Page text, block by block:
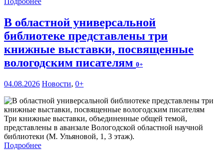
В областной универсальной
библиотеке представлены три
книжные выставки, посвященные
вологодским писателям 0+
04.08.2026 Новости, 0+
Три книжные выставки, объединенные общей темой,
представлены в аванзале Вологодской областной научной
библиотеки (М. Ульяновой, 1, 3 этаж).
Подробнее